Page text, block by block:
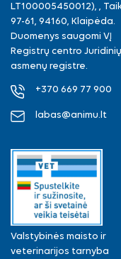
LT100005450012), ,
97-61, 94160, Klaipėda.
Duomenys saugomi VĮ
Registrų centro Juridinių
asmenų registre.
+370 669 77 900
labas@animu.lt
Valstybinės maisto ir
veterinarijos tarnyba